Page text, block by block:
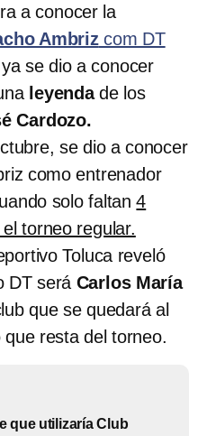
a conocer la
Ambrizcom DT
se dio a conocer
leyendade los
Cardozo.
se dio a conocer
como entrenador
solo faltan4
torneo regular.
Toluca reveló
DT será Carlos María
que se quedará al
resta del torneo.
que utilizaría Club